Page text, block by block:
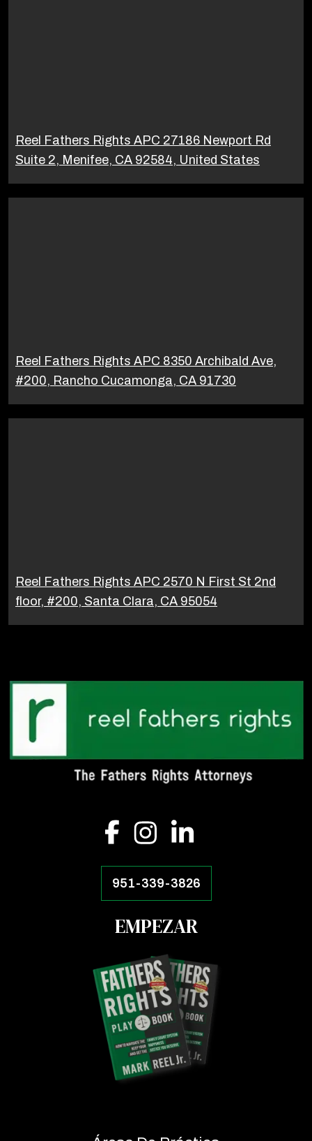
Reel Fathers Rights APC 27186 Newport Rd
Suite 2, Menifee, CA 92584, United States
Reel Fathers Rights APC 8350 Archibald Ave,
#200, Rancho Cucamonga, CA 91730
Reel Fathers Rights APC 2570 N First St 2nd
floor, #200, Santa Clara, CA 95054
951-339-3826
EMPEZAR